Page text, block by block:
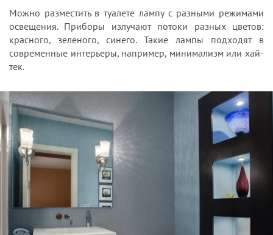
Можно разместить в туалете лампу с разными режимами
освещения. Приборы излучают потоки разных цветов:
красного, зеленого, синего. Такие лампы подходят в
современные интерьеры, например, минимализм или хай-
тек.